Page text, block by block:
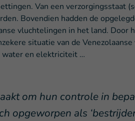
Van een verzorgingsstaat
Bovendien hadden de
vluchtelingen in het land.
situatie van de
water en elektriciteit …
om hun controle in
opgeworpen als